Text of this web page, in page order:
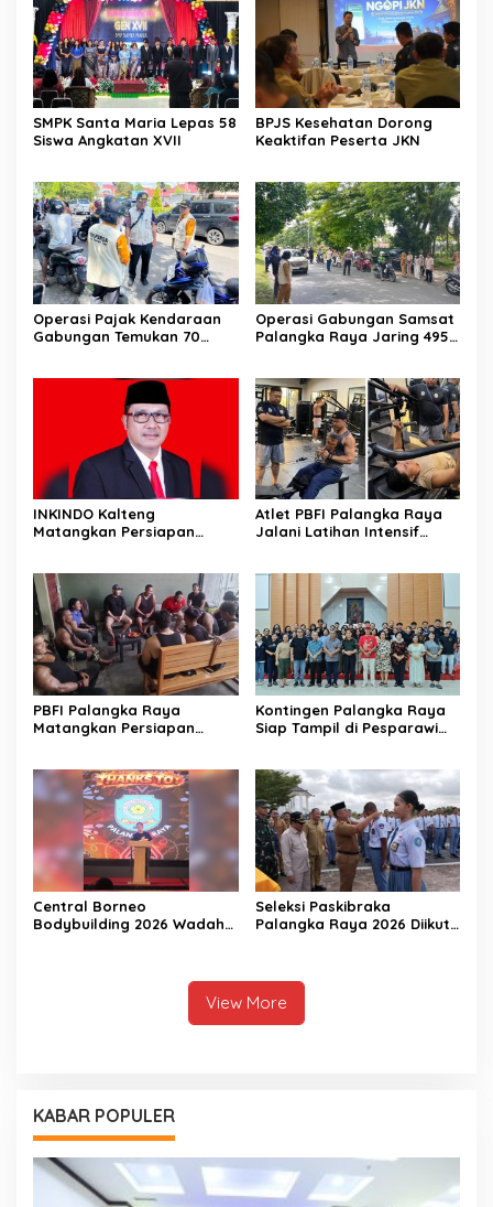
SMPK Santa Maria Lepas 58
Siswa Angkatan XVII
BPJS Kesehatan Dorong
Keaktifan Peserta JKN
Operasi Pajak Kendaraan
Gabungan Temukan 70
Operasi Gabungan Samsat
Palangka Raya Jaring 495
INKINDO Kalteng
Matangkan Persiapan
Atlet PBFI Palangka Raya
Jalani Latihan Intensif
PBFI Palangka Raya
Matangkan Persiapan
Kontingen Palangka Raya
Siap Tampil di Pesparawi
Central Borneo
Bodybuilding 2026 Wadah
Seleksi Paskibraka
Palangka Raya 2026 Diikuti
View More
KABAR POPULER